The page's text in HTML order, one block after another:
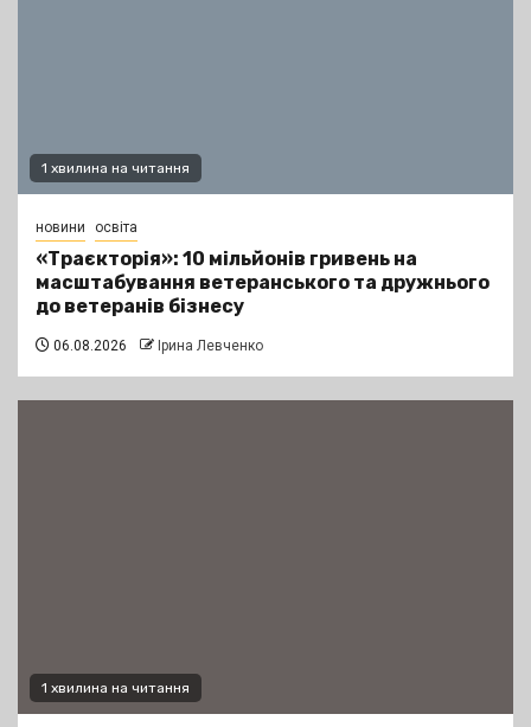
1 хвилина на читання
новини освіта
«Траєкторія»: 10 мільйонів гривень на
масштабування ветеранського та дружнього
до ветеранів бізнесу
06.08.2026 Ірина Левченко
1 хвилина на читання